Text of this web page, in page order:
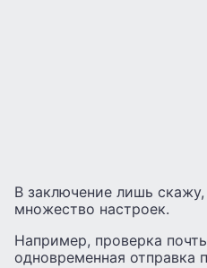
В заключение лишь
множество настроек.
Например, проверка
одновременная отправка